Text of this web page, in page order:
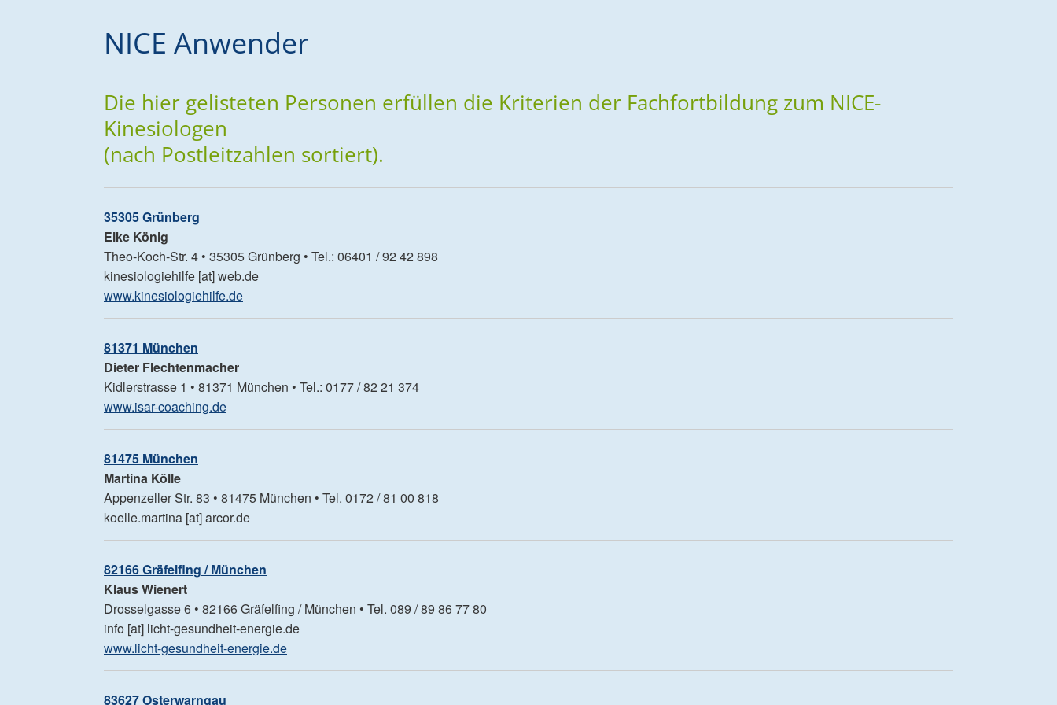
NICE Anwender
Die hier gelisteten Personen erfüllen die Kriterien der Fachfortbildung zum NICE-
Kinesiologen
(nach Postleitzahlen sortiert).
35305 Grünberg
Elke König
Theo-Koch-Str. 4 • 35305 Grünberg • Tel.: 06401 / 92 42 898
kinesiologiehilfe [at] web.de
www.kinesiologiehilfe.de
81371 München
Dieter Flechtenmacher
Kidlerstrasse 1 • 81371 München • Tel.: 0177 / 82 21 374
www.isar-coaching.de
81475 München
Martina Kölle
Appenzeller Str. 83 • 81475 München • Tel. 0172 / 81 00 818
koelle.martina [at] arcor.de
82166 Gräfelfing / München
KlausWienert
Drosselgasse 6 • 82166 Gräfelfing / München • Tel. 089 / 89 86 77 80
info [at] licht-gesundheit-energie.de
www.licht-gesundheit-energie.de
83627 Osterwarngau